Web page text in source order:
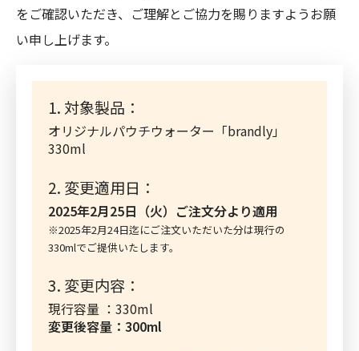
をご確認いただき、ご理解とご協力を賜りますようお願
い申し上げます。
1. 対象製品：
オリジナルパウチウォーター「brandly」
330ml
2. 変更適用日：
2025年2月25日（火）ご注文分より適用
※2025年2月24日迄にご注文いただいた分は現行の
330mlでご提供いたします。
3. 変更内容：
現行容量 ：330ml
変更後容量：300ml